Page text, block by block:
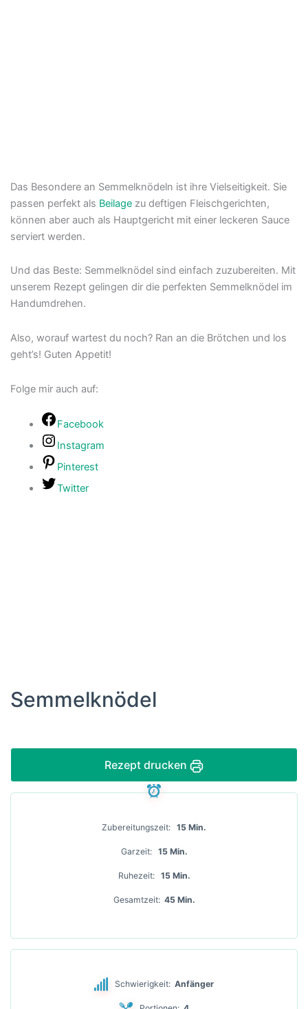
Das Besondere an Semmelknödeln ist ihre Vielseitigkeit. Sie
passen perfekt als Beilage zu deftigen Fleischgerichten,
können aber auch als Hauptgericht mit einer leckeren Sauce
serviert werden.
Und das Beste: Semmelknödel sind einfach zuzubereiten. Mit
unserem Rezept gelingen dir die perfekten Semmelknödel im
Handumdrehen.
Also, worauf wartest du noch? Ran an die Brötchen und los
geht’s! Guten Appetit!
Folge mir auch auf:
Facebook
Instagram
Pinterest
Twitter
Semmelknödel
Rezept drucken
Zubereitungszeit 15 Min.
Garzeit 15 Min.
Ruhezeit 15 Min.
Gesamtzeit 45 Min.
Schwierigkeit: Anfänger